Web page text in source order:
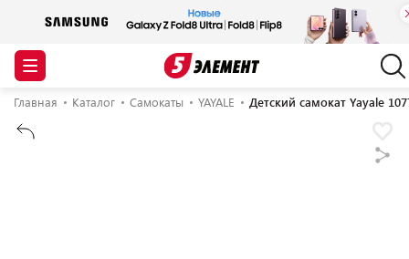
Главная Каталог Самокаты YAYALE Детский самокат Yayale